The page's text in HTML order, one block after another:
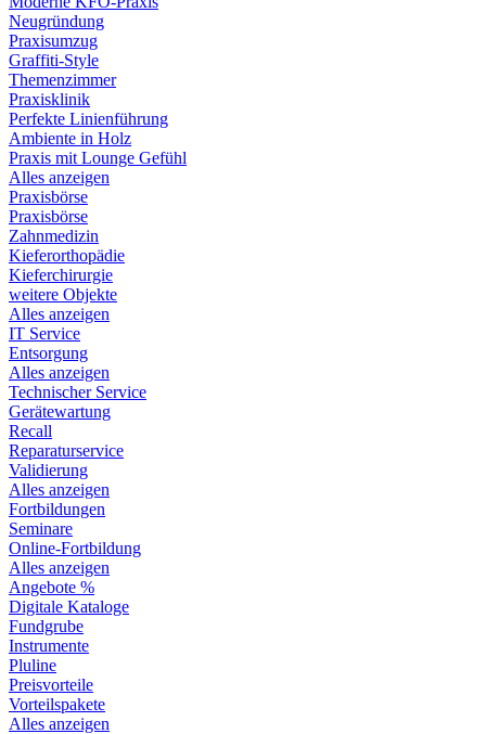
Neugründung
Praxisumzug
Graffiti-Style
Themenzimmer
Praxisklinik
Perfekte Linienführung
Ambiente in Holz
Praxis mit Lounge Gefühl
Alles anzeigen
Praxisbörse
Praxisbörse
Zahnmedizin
Kieferorthopädie
Kieferchirurgie
weitere Objekte
Alles anzeigen
IT Service
Entsorgung
Alles anzeigen
Technischer Service
Gerätewartung
Recall
Reparaturservice
Validierung
Alles anzeigen
Fortbildungen
Seminare
Online-Fortbildung
Alles anzeigen
Angebote %
Digitale Kataloge
Fundgrube
Instrumente
Pluline
Preisvorteile
Vorteilspakete
Alles anzeigen